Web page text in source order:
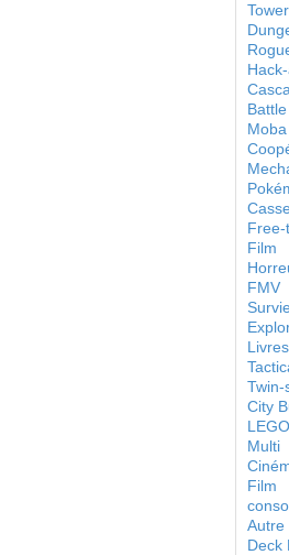
Moba
Free-
Film
FMV
Survie
Livres
Twin-
City
LEGO
Multi
Film
Autre
Deck